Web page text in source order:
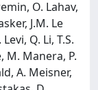
O. Lahav,
J.M. Le
Q. Li, T.S.
M. Manera, P.
A. Meisner,